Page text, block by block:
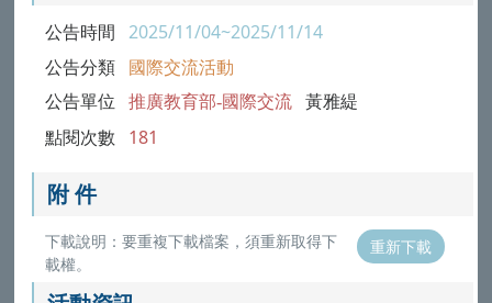
公告時間 2025/11/04~2025/11/14
公告分類 國際交流活動
公告單位 推廣教育部-國際交流 黃雅緹
點閱次數 181
附 件
下載說明：要重複下載檔案，須重新取得下
載權。
重新下載